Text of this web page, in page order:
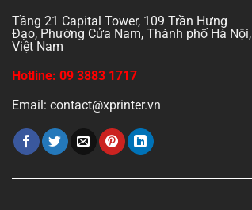
Tầng 21 Capital Tower, 109 Trần Hưng
Đạo, Phường Cửa Nam, Thành phố Hà Nội,
Việt Nam
Hotline: 09 3883 1717
Email: contact@xprinter.vn